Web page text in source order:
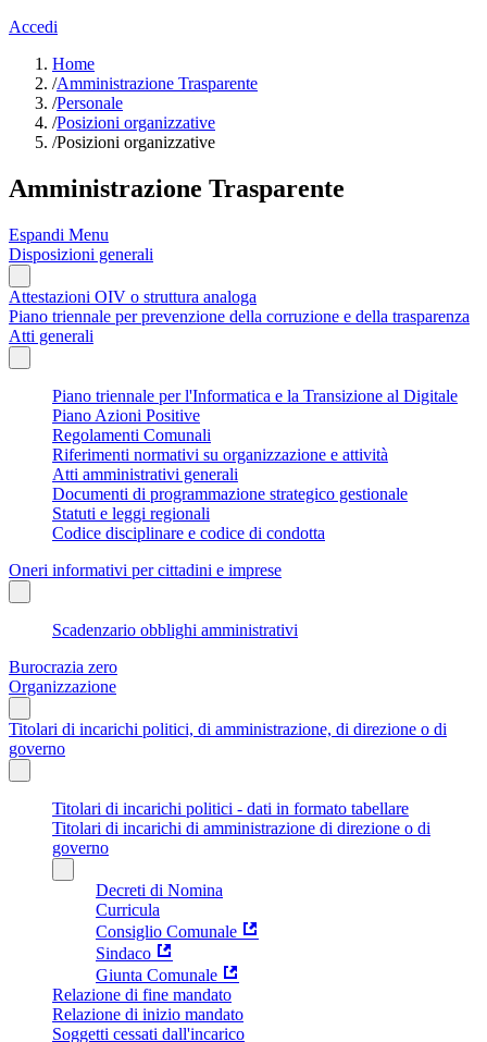
Accedi
Home
/Amministrazione Trasparente
/Personale
/Posizioni organizzative
/Posizioni organizzative
Amministrazione Trasparente
Espandi Menu
Disposizioni generali
Attestazioni OIV o struttura analoga
Piano triennale per prevenzione della corruzione e della trasparenza
Atti generali
Piano triennale per l'Informatica e la Transizione al Digitale
Piano Azioni Positive
Regolamenti Comunali
Riferimenti normativi su organizzazione e attività
Atti amministrativi generali
Documenti di programmazione strategico gestionale
Statuti e leggi regionali
Codice disciplinare e codice di condotta
Oneri informativi per cittadini e imprese
Scadenzario obblighi amministrativi
Burocrazia zero
Organizzazione
Titolari di incarichi politici, di amministrazione, di direzione o di
governo
Titolari di incarichi politici - dati in formato tabellare
Titolari di incarichi di amministrazione di direzione o di
governo
Decreti di Nomina
Curricula
Consiglio Comunale
Sindaco
Giunta Comunale
Relazione di fine mandato
Relazione di inizio mandato
Soggetti cessati dall'incarico